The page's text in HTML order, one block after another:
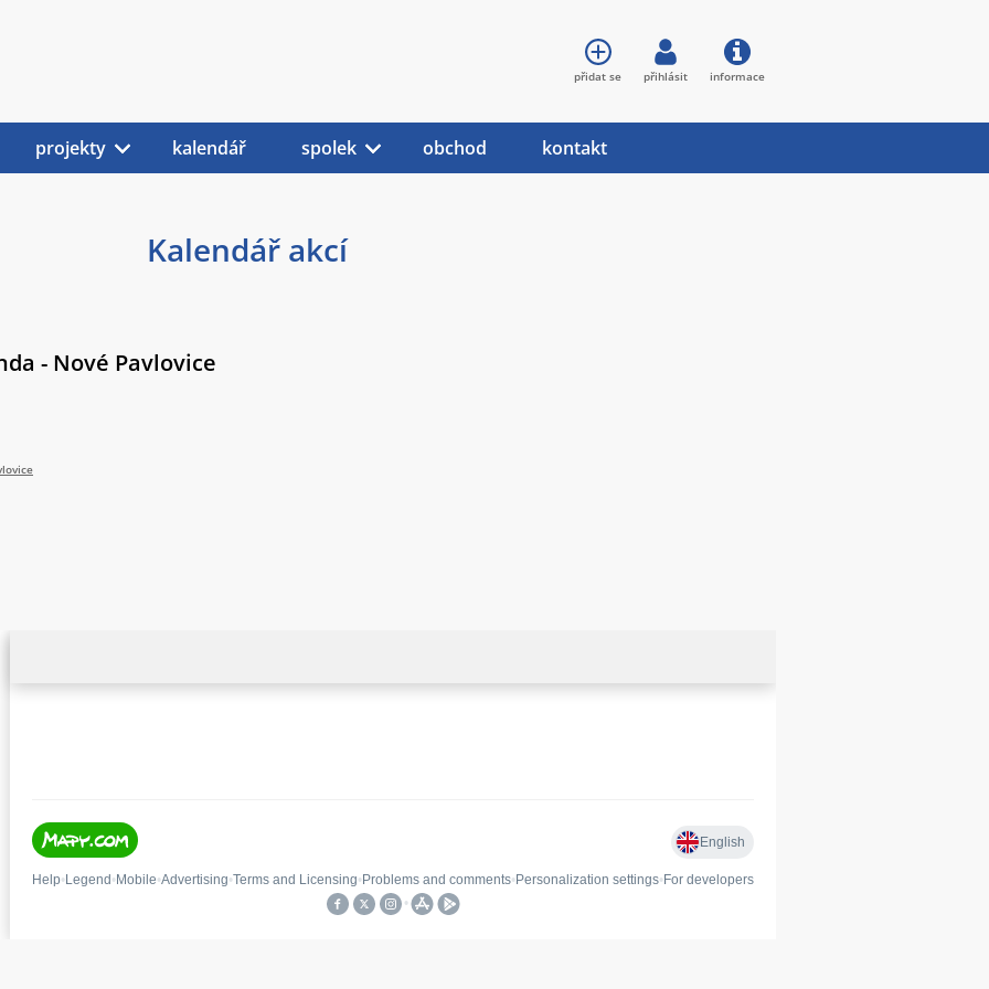
Kalendář akcí
- Nové Pavlovice
projekty kalendář spolek obchod kontakt
přidat se přihlásit informace